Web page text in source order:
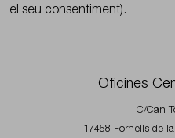
el seu consentiment).
Oficines
C/Can
17458 Fornells de